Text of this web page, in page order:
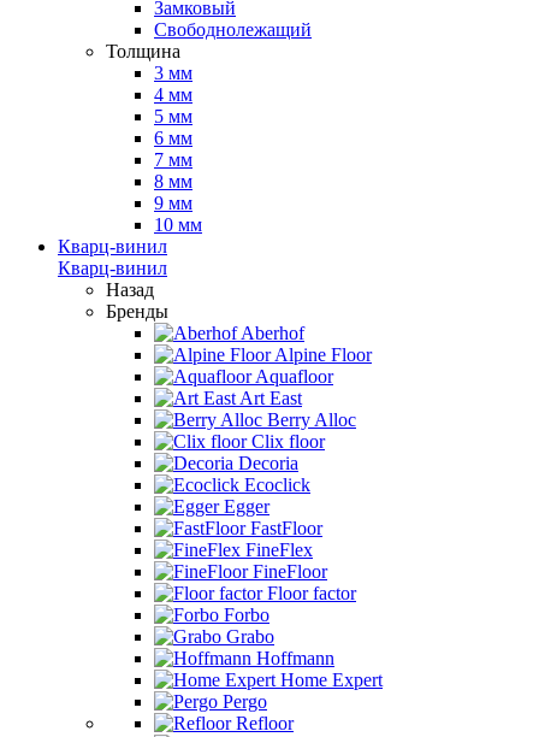
Замковый
Свободнолежащий
Толщина
3 мм
4 мм
5 мм
6 мм
7 мм
8 мм
9 мм
10 мм
Кварц-винил
Кварц-винил
Назад
Бренды
Aberhof
Alpine Floor
Aquafloor
Art East
Berry Alloc
Clix floor
Decoria
Ecoclick
Egger
FastFloor
FineFlex
FineFloor
Floor factor
Forbo
Grabo
Hoffmann
Home Expert
Pergo
Refloor